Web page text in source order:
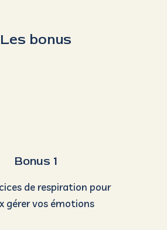
Les bonus
Bonus 2